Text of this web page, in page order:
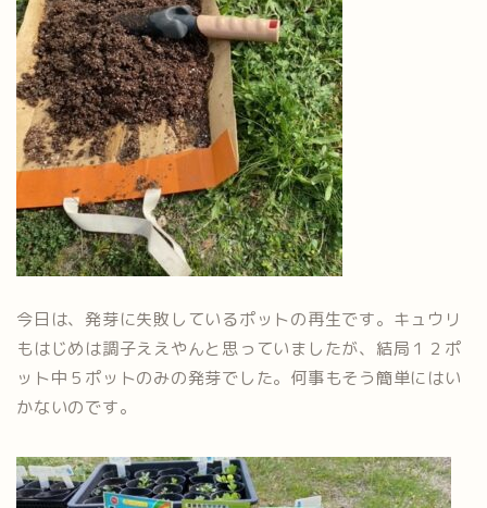
今日は、発芽に失敗しているポットの再生です。キュウリ
もはじめは調子ええやんと思っていましたが、結局１２ポ
ット中５ポットのみの発芽でした。何事もそう簡単にはい
かないのです。